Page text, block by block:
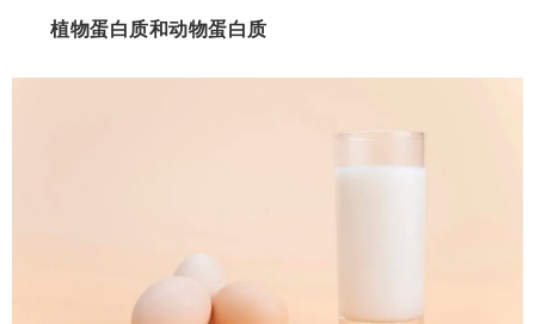
植物蛋白质和动物蛋白质